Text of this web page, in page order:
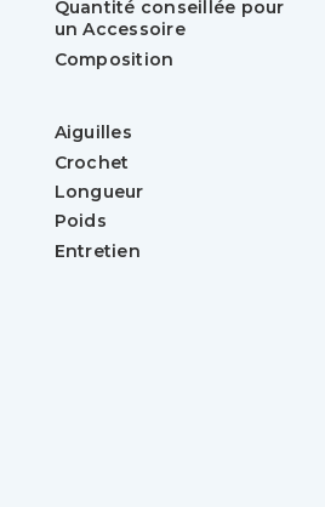
Quantité conseillée pour
un Accessoire
Composition
Aiguilles
Crochet
Longueur
Poids
Entretien